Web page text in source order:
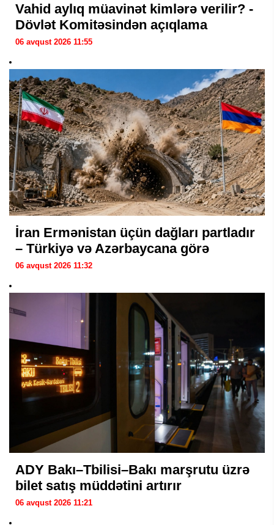
Vahid aylıq müavinət kimlərə verilir? -
Dövlət Komitəsindən açıqlama
06 avqust 2026 11:55
İran Ermənistan üçün dağları partladır
– Türkiyə və Azərbaycana görə
06 avqust 2026 11:32
ADY Bakı–Tbilisi–Bakı marşrutu üzrə
bilet satış müddətini artırır
06 avqust 2026 11:21